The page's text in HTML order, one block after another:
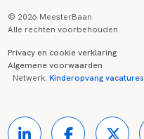
Kinderopvang
Zij-instroom informatie
Registreren
Onderwijs links
© 2026 MeesterBaan
Alle rechten voorbehouden
Privacy en cookie verklaring
Algemene voorwaarden
Netwerk:Kinderopvang vacatures